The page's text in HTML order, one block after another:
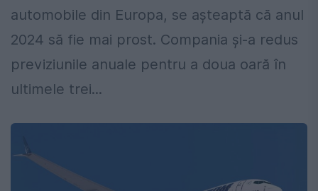
automobile din Europa, se așteaptă că anul
2024 să fie mai prost. Compania și-a redus
previziunile anuale pentru a doua oară în
ultimele trei...